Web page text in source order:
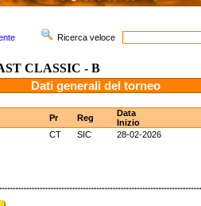
Ricerca veloce
CLASSIC - B
Dati generali del torneo
Pr Reg
Data
Inizio
CT SIC 28-02-2026